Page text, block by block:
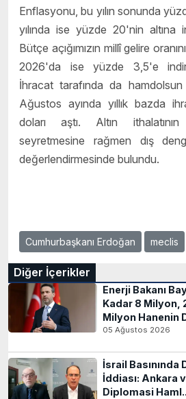
Enflasyonu, bu yılın sonunda
yılında ise yüzde 20'nin altına
Bütçe açığımızın millî gelire
2026'da ise yüzde 3,5'e
İhracat tarafında da
Ağustos ayında yıllık bazda
doları aştı. Altın
seyretmesine rağmen dış
değerlendirmesinde bulundu.
Cumhurbaşkanı Erdoğan meclis
Diğer İçerikler
Enerji Bakanı
Kadar 8 Milyon,
Milyon Hanenin
05 Ağustos 2026
İsrail Basınında
İddiası: Ankara
Diplomasi Haml..